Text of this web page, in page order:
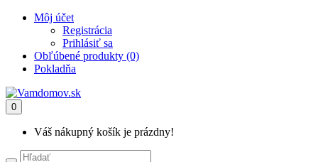
Môj účet
Registrácia
Prihlásiť sa
Obľúbené produkty (0)
Pokladňa
0
Váš nákupný košík je prázdny!